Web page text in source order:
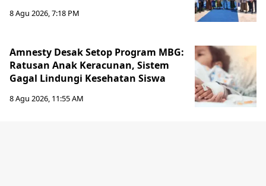
8 Agu 2026, 7:18 PM
Amnesty Desak Setop Program MBG:
Ratusan Anak Keracunan, Sistem
Gagal Lindungi Kesehatan Siswa
8 Agu 2026, 11:55 AM